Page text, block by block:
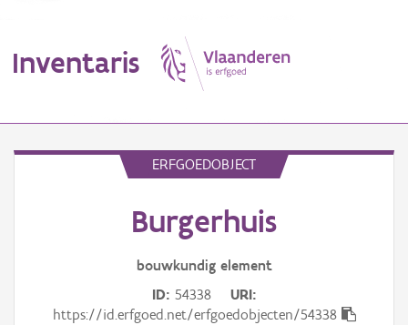
Inventaris
ERFGOEDOBJECT
Burgerhuis
bouwkundig element
ID 54338
URI
https://id.erfgoed.net/erfgoedobjecten/54338